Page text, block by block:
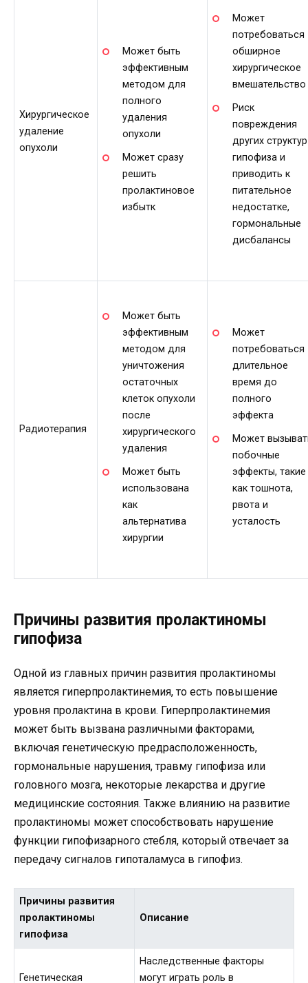
Хирургическое
удаление
опухоли
Может быть
эффективным
методом для
полного
удаления
опухоли
Может сразу
решить
пролактиновое
избытк
Может
потребоваться
обширное
хирургическое
вмешательство
Риск
повреждения
других структур
гипофиза и
приводить к
питательное
недостатке,
гормональные
дисбалансы
Радиотерапия
Может быть
эффективным
методом для
уничтожения
остаточных
клеток опухоли
после
хирургического
удаления
Может быть
использована
как
альтернатива
хирургии
Может
потребоваться
длительное
время до
полного
эффекта
Может
побочные
эффекты, такие
как тошнота,
рвота и
усталость
Причины развития пролактиномы
гипофиза
Одной из главных причин развития пролактиномы
является гиперпролактинемия, то есть повышение
уровня пролактина в крови. Гиперпролактинемия
может быть вызвана различными факторами,
включая генетическую предрасположенность,
гормональные нарушения, травму гипофиза или
головного мозга, некоторые лекарства и другие
медицинские состояния. Также влиянию на развитие
пролактиномы может способствовать нарушение
функции гипофизарного стебля, который отвечает за
передачу сигналов гипоталамуса в гипофиз.
Причины развития
пролактиномы
гипофиза
Описание
Генетическая
Наследственные факторы
могут играть роль в